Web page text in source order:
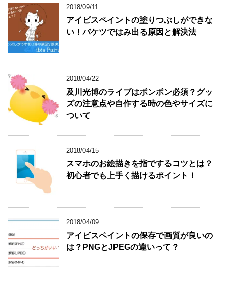
2018/09/11
アイビスペイントの塗りつぶしができな
い！バケツではみ出る原因と解決法
2018/04/22
及川光博のライブはポンポン必須？グッ
ズの注意点や自作する時の色やサイズに
ついて
2018/04/15
スマホのお絵描きを指でするコツとは？
初心者でも上手く描けるポイント！
2018/04/09
アイビスペイントの保存で画質が良いの
は？PNGとJPEGの違いって？